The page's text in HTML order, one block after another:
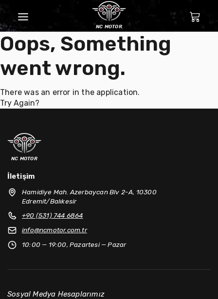
nc motor
Oops, Something
went wrong.
There was an error in the application.
Try Again?
nc motor
İletişim
Hamidiye Mah. Azerbaycan Blv 2-A, 10300
Edremit/Balıkesir
+90 (531) 744 6864
info@ncmotor.com.tr
10:00 — 19:00, Pazartesi — Pazar
Sosyal Medya Hesaplarımız